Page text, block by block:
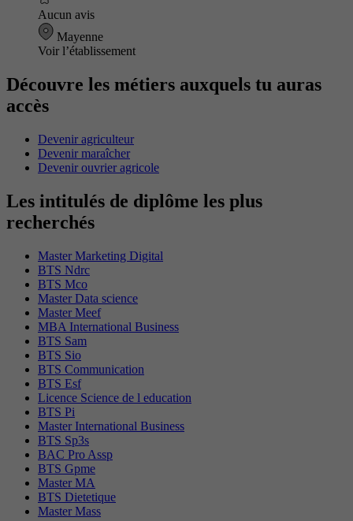
Aucun avis
Mayenne
Voir l’établissement
Découvre les métiers auxquels tu auras
accès
Devenir agriculteur
Devenir maraîcher
Devenir ouvrier agricole
Les intitulés de diplôme les plus
recherchés
Master Marketing Digital
BTS Ndrc
BTS Mco
Master Data science
Master Meef
MBA International Business
BTS Sam
BTS Sio
BTS Communication
BTS Esf
Licence Science de l education
BTS Pi
Master International Business
BTS Sp3s
BAC Pro Assp
BTS Gpme
Master MA
BTS Dietetique
Master Mass